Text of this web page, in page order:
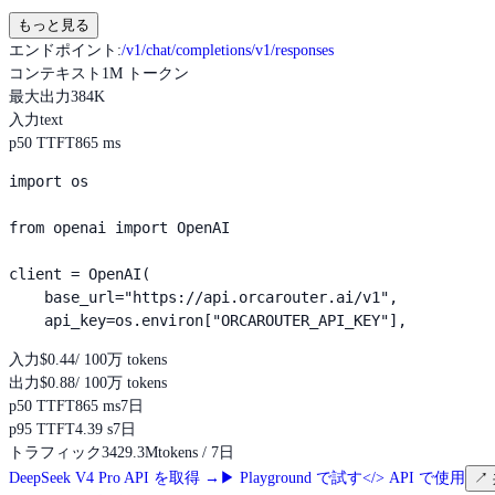
もっと見る
エンドポイント :/v1/chat/completions/v1/responses
コンテキスト 1M トークン
最大出力384K
入力text
p50 TTFT865 ms
import os
from openai import OpenAI
client = OpenAI(
    base_url="https://api.orcarouter.ai/v1",
    api_key=os.environ["ORCAROUTER_API_KEY"],
入力$0.44/ 100万 tokens
出力$0.88/ 100万 tokens
p50 TTFT865 ms7日
p95 TTFT4.39 s7日
トラフィック3429.3Mtokens / 7日
DeepSeek V4 Pro API を取得 → ▶ Playground で試す</> API で使用 ↗